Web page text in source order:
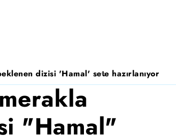
dizisi 'Hamal' sete hazırlanıyor
"Hamal"